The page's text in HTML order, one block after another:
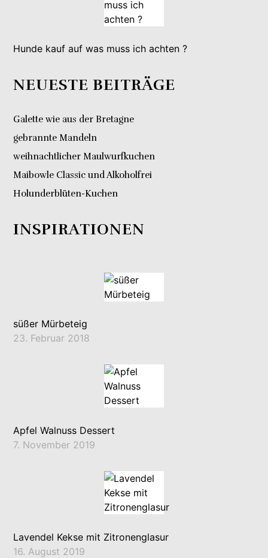
Hunde kauf auf was muss ich achten ?
NEUESTE BEITRÄGE
Galette wie aus der Bretagne
gebrannte Mandeln
weihnachtlicher Maulwurfkuchen
Maibowle Classic und Alkoholfrei
Holunderblüten-Kuchen
INSPIRATIONEN
süßer Mürbeteig
23. Februar 2018
Apfel Walnuss Dessert
7. November 2019
Lavendel Kekse mit Zitronenglasur
16. August 2019